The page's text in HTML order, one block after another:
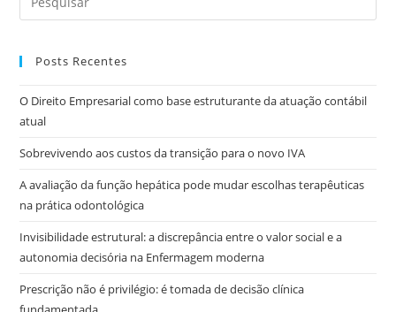
Posts Recentes
O Direito Empresarial como base estruturante da atuação contábil
atual
Sobrevivendo aos custos da transição para o novo IVA
A avaliação da função hepática pode mudar escolhas terapêuticas
na prática odontológica
Invisibilidade estrutural: a discrepância entre o valor social e a
autonomia decisória na Enfermagem moderna
Prescrição não é privilégio: é tomada de decisão clínica